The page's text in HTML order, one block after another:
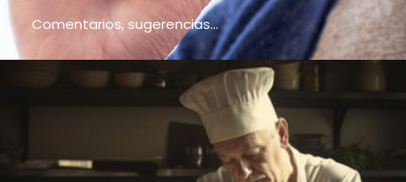
Comentarios, sugerencias...